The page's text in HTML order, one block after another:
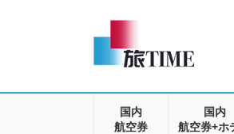
に
ョ
国内
航空券
国内
航空券+ホ